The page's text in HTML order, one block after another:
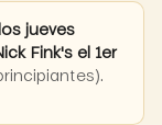
jueves
Fink's el 1er